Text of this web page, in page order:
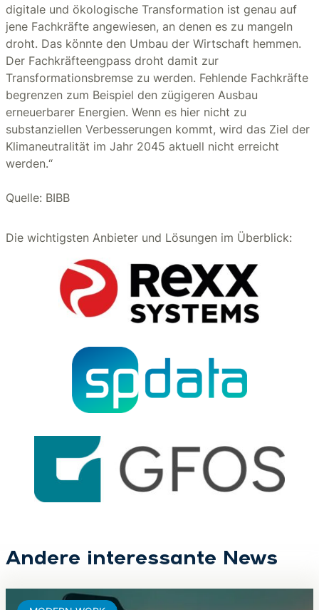
digitale und ökologische Transformation ist genau auf
jene Fachkräfte angewiesen, an denen es zu mangeln
droht. Das könnte den Umbau der Wirtschaft hemmen.
Der Fachkräfteengpass droht damit zur
Transformationsbremse zu werden. Fehlende Fachkräfte
begrenzen zum Beispiel den zügigeren Ausbau
erneuerbarer Energien. Wenn es hier nicht zu
substanziellen Verbesserungen kommt, wird das Ziel der
Klimaneutralität im Jahr 2045 aktuell nicht erreicht
werden.“
Quelle: BIBB
Die wichtigsten Anbieter und Lösungen im Überblick:
Andere interessante News